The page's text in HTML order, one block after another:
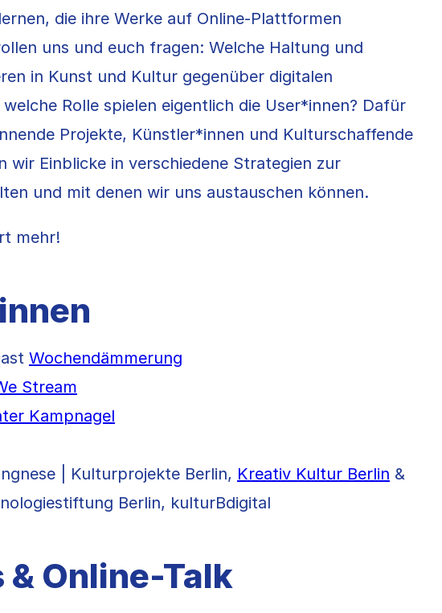
die ihre Werke auf Online-Plattformen
uns und euch fragen: Welche Haltung und
in Kunst und Kultur gegenüber digitalen
Rolle spielen eigentlich die User*innen? Dafür
Projekte, Künstler*innen und Kulturschaffende
wir Einblicke in verschiedene Strategien zur
und mit denen wir uns austauschen können.
mehr!
Wochendämmerung
Stream
Kampnagel
| Kulturprojekte Berlin, Kreativ Kultur Berlin &
Berlin, kulturBdigital
& Online-Talk